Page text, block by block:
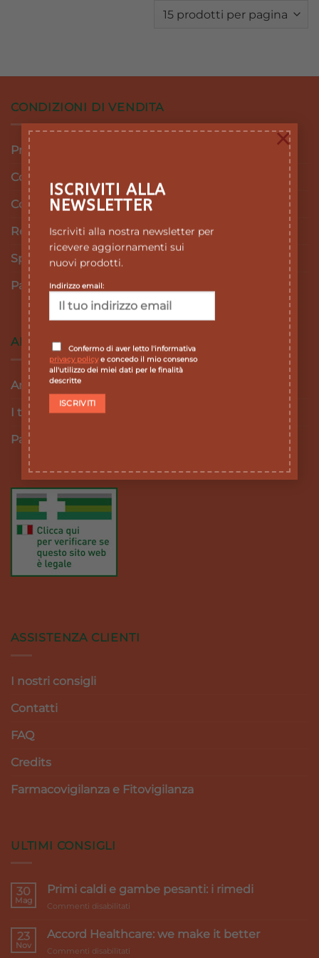
ISCRIVITI ALLA
NEWSLETTER
Iscriviti alla nostra newsletter per
ricevere aggiornamenti sui
nuovi prodotti.
Indirizzo email:
Confermo di aver letto l'informativa
privacy policye concedo il mio consenso
all'utilizzo dei miei dati per le finalità
descritte
×
CONDIZIONI DI VENDITA
Privacy Policy
Cookie Policy
Condizioni e termini di vendita
Resi e Rimborsi
Spedizioni
Pagamenti
AREA RISERVATA
Area personale
I tuoi ordini
Password dimenticata
ASSISTENZA CLIENTI
I nostri consigli
Contatti
FAQ
Credits
Farmacovigilanza e Fitovigilanza
ULTIMI CONSIGLI
30
Mag
Primi caldi e gambe pesanti: i rimedi
Commenti disabilitati
caldi
23
Nov
Accord Healthcare: we make it better
Commenti disabilitati